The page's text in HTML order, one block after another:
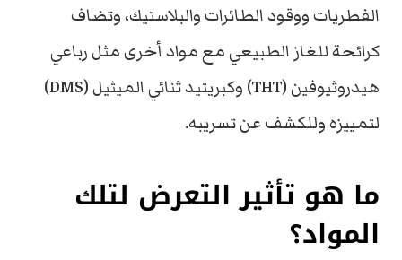
الفطريات ووقود الطائرات والبلاستيك، وتضاف
كرائحة للغاز الطبيعي مع مواد أخرى مثل رباعي
هيدروثيوفين (THT) وكبريتيد ثنائي الميثيل (DMS)
لتمييزه وللكشف عن تسريبه.
ما هو تأثير التعرض لتلك
المواد؟